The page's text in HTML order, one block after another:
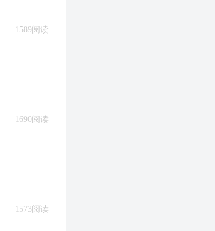
1589阅读
1690阅读
1573阅读